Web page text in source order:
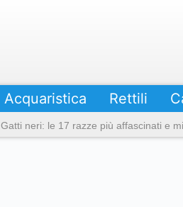
Gatti neri: le 17 razze più affascinati e
Acquaristica Rettili